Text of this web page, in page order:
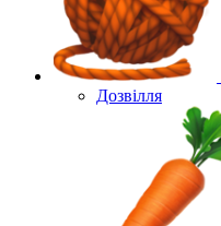
Дозвілля